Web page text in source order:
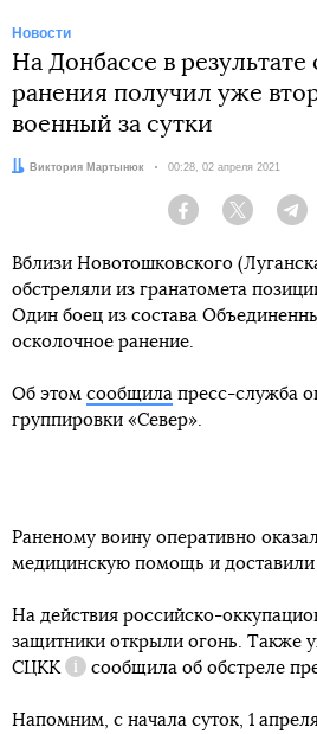
Новости
На Донбассе в результате
ранения получил уже
военный за сутки
Автор:Виктория Мартынюк Дата:
00:28, 02 апреля 2021
Facebook Twitter
Вблизи Новотошковского
обстреляли из гранатомета
Один боец из состава
осколочное ранение.
Об этом сообщила пресс-служба
группировки «Север».
Раненому воину оперативно
медицинскую помощь и доставили
На действия российско-
защитники открыли огонь. Также
СЦКК
Справка
сообщила об обстреле
Напомним, с начала суток, 1